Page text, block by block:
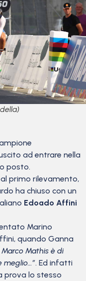
ad entrare nella
posto.
primo rilevamento,
ha chiuso con un
Edoado Affini
Marino
quando Ganna
Mathis è di
meglio…”. Ed infatti
prova lo stesso